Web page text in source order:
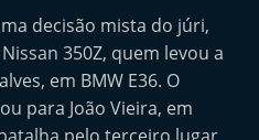
decisão mista do júri,
350Z, quem levou a
em BMW E36. O
para João Vieira, em